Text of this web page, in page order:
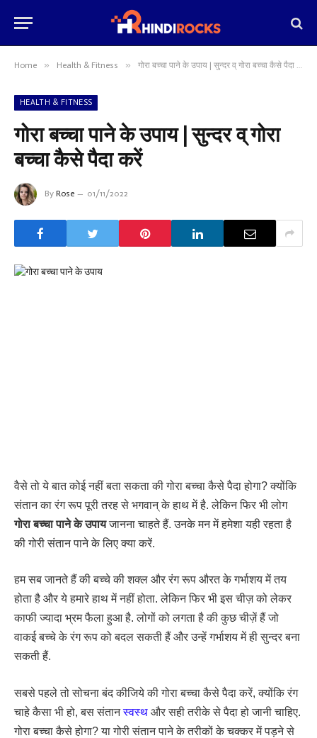
Home » Health & Fitness » गोरा बच्चा पाने के उपाय | सुन्दर व् गोरा बच्चा कैसे पैदा करें
HEALTH & FITNESS
गोरा बच्चा पाने के उपाय | सुन्दर व् गोरा
बच्चा कैसे पैदा करें
By Rose 01/11/2022
वैसे तो ये बात कोई नहीं बता सकता की गोरा बच्चा कैसे पैदा होगा? क्योंकि
संतान का रंग रूप पूरी तरह से भगवान् के हाथ में है. लेकिन फिर भी लोग
गोरा बच्चा पाने के उपायजानना चाहते हैं. उनके मन में हमेशा यही रहता है
की गोरी संतान पाने के लिए क्या करें.
हम सब जानते हैं की बच्चे की शक्ल और रंग रूप औरत के गर्भाशय में तय
होता है और ये हमारे हाथ में नहीं होता. लेकिन फिर भी इस चीज़ को लेकर
काफी ज्यादा भ्रम फैला हुआ है. लोगों को लगता है की कुछ चीज़ें हैं जो
वाकई बच्चे के रंग रूप को बदल सकती हैं और उन्हें गर्भाशय में ही सुन्दर बना
सकती हैं.
सबसे पहले तो सोचना बंद कीजिये की गोरा बच्चा कैसे पैदा करें, क्योंकि रंग
चाहे कैसा भी हो, बस संतानस्वस्थ और सही तरीके से पैदा हो जानी चाहिए.
गोरा बच्चा कैसे होगा? या गोरी संतान पाने के तरीकों के चक्कर में पड़ने से